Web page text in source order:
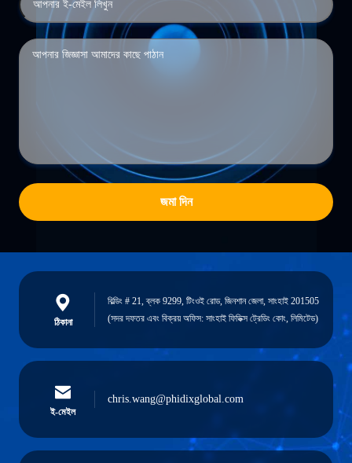
জমা দিন
ঠিকানা
বিল্ডিং # 21, ব্লক 9299, টিংওই রোড, জিনশান জেলা, সাংহাই 201505
(সদর দফতর এবং বিক্রয় অফিস: সাংহাই ফিডিক্স ট্রেডিং কোং, লিমিটেড)
ই-মেইল
chris.wang@phidixglobal.com